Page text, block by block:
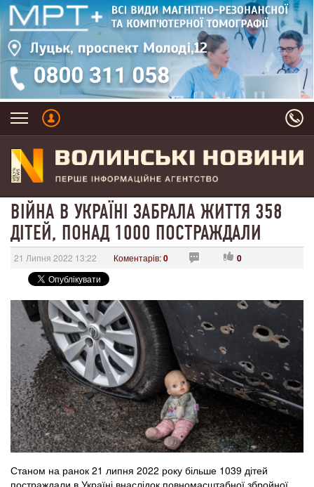
ВІЙНА В УКРАЇНІ ЗАБРАЛА ЖИТТЯ 358
ДІТЕЙ, ПОНАД 1000 ПОСТРАЖДАЛИ
21 Липня 2022 13:22 Коментарів:0 0
Станом на ранок 21 липня 2022 року більше 1039 дітей